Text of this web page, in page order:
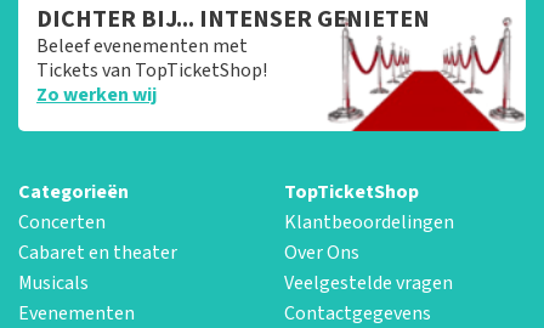
DICHTER BIJ... INTENSER GENIETEN
Beleef evenementen met
Tickets van TopTicketShop!
Zo werken wij
Categorieën
Concerten
Cabaret en theater
Musicals
Evenementen
TopTicketShop
Klantbeoordelingen
Over Ons
Veelgestelde vragen
Contactgegevens